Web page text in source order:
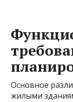
Основное
жилыми